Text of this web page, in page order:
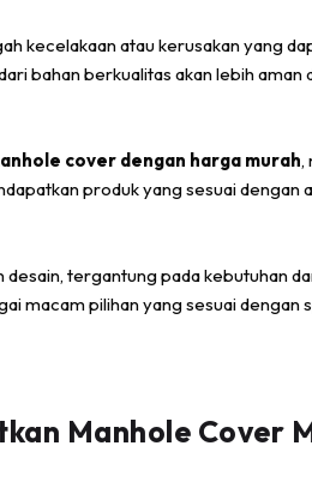
kecelakaan atau kerusakan yang
bahan berkualitas akan lebih aman
cover dengan harga murah,
produk yang sesuai dengan
tergantung pada kebutuhan
macam pilihan yang sesuai dengan
Manhole Cover